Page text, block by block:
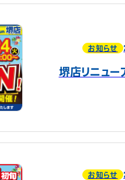
お知らせ
堺店リニュ
お知らせ